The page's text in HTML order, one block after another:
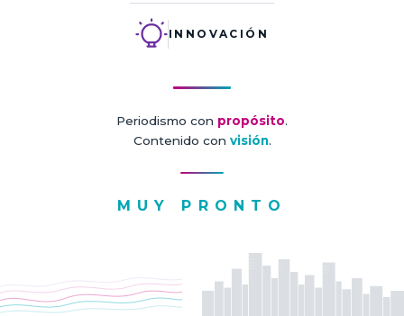
INNOVACIÓN
Periodismo con propósito.
Contenido con visión.
MUY PRONTO